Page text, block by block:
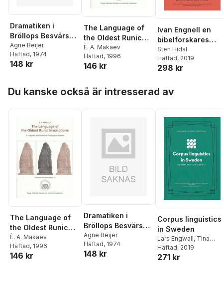
Dramatiken i
Bröllops Besvärs
Ihugkommelse : EN
TIDSBILD OCH ETT
TOLKNINGSFÖRSÖ
Agne Beijer
Häftad, 1974
148 kr
The Language of
the Oldest Runic
Inscriptions : A
Linguistic and
Historical-
Analysis
È. A. Makaev
Häftad, 1996
146 kr
Ivan Engnell en
bibelforskares
bana
Sten Hidal
Häftad, 2019
298 kr
Du kanske också är intresserad av
The Language of
the Oldest Runic
Inscriptions : A
Linguistic and
Historical-
È. A. Makaev
Häftad, 1996
146 kr
Dramatiken i
Bröllops Besvärs
Ihugkommelse : EN
TIDSBILD OCH ETT
TOLKNINGSFÖRSÖ
Agne Beijer
Häftad, 1974
148 kr
Corpus linguistics
in Sweden
Lars Engwall, Tina
Hedmo ,Olle Persson
Häftad, 2019
271 kr